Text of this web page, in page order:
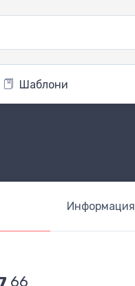
Шаблони
Информация
66